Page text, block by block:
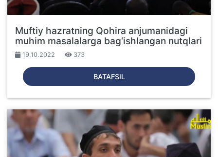
Muftiy hazratning Qohira anjumanidagi
muhim masalalarga bag‘ishlangan nutqlari
19.10.2022 373
BATAFSIL